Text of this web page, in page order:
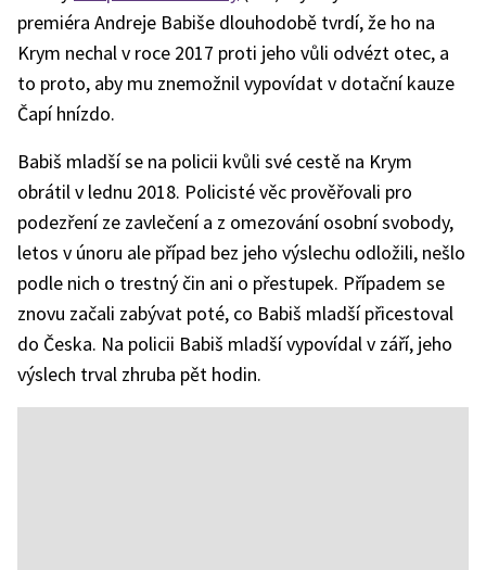
premiéra Andreje Babiše dlouhodobě tvrdí, že ho na
Krym nechal v roce 2017 proti jeho vůli odvézt otec, a
to proto, aby mu znemožnil vypovídat v dotační kauze
Čapí hnízdo.
Babiš mladší se na policii kvůli své cestě na Krym
obrátil v lednu 2018. Policisté věc prověřovali pro
podezření ze zavlečení a z omezování osobní svobody,
letos v únoru ale případ bez jeho výslechu odložili, nešlo
podle nich o trestný čin ani o přestupek. Případem se
znovu začali zabývat poté, co Babiš mladší přicestoval
do Česka. Na policii Babiš mladší vypovídal v září, jeho
výslech trval zhruba pět hodin.